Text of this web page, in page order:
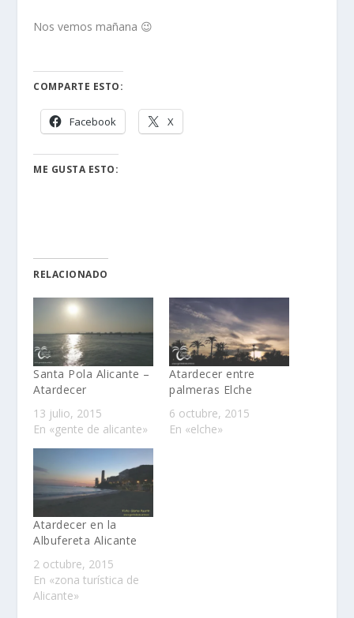
Nos vemos mañana 😉
COMPARTE ESTO:
Facebook X
ME GUSTA ESTO:
RELACIONADO
Santa Pola Alicante –
Atardecer
13 julio, 2015
En «gente de alicante»
Atardecer entre
palmeras Elche
6 octubre, 2015
En «elche»
Atardecer en la
Albufereta Alicante
2 octubre, 2015
En «zona turística de
Alicante»